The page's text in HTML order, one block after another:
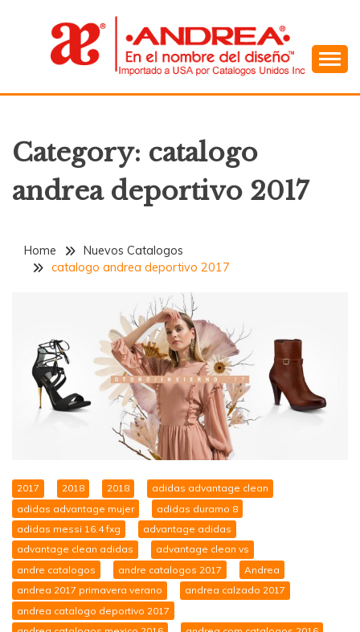
ANDREA
Category: catalogo
andrea deportivo 2017
Home
Nuevos Catalogos
catalogo andrea deportivo 2017
2017 2018 2018
adidas advantage clean
adidas advantage mujer
adidas duramo 8
adidas messi 16.4 fxg
advantage adidas
advantage clean adidas
advantage clean vs
andre catalogos
andre catalogos 2017
Andrea
andrea 2017 primavera verano
andrea calzado 2017
andrea catalogo deportivo 2017